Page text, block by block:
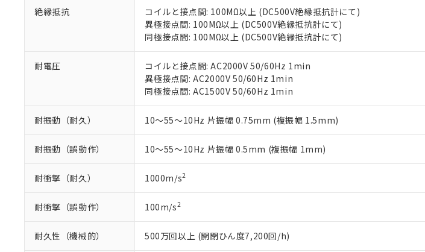
絶縁抵抗
コイルと接点間: 100MΩ以上 (DC500V絶縁抵抗計にて)
異極接点間: 100MΩ以上 (DC500V絶縁抵抗計にて)
同極接点間: 100MΩ以上 (DC500V絶縁抵抗計にて)
耐電圧
コイルと接点間: AC2000V 50/60Hz 1min
異極接点間: AC2000V 50/60Hz 1min
同極接点間: AC1500V 50/60Hz 1min
耐振動（耐久） 10～55～10Hz 片振幅 0.75mm (複振幅 1.5mm)
耐振動（誤動作） 10～55～10Hz 片振幅 0.5mm (複振幅 1mm)
耐衝撃（耐久） 1000m/s2
耐衝撃（誤動作） 100m/s2
耐久性（機械的） 500万回以上 (開閉ひん度7,200回/h)
さい。
※当社の共同利用者とは、"個人情報の共同利用に関
いる法人を指します。
下記の非含有証明書をダウンロードすることができます。
EU RoHS指令（10物質）の非含有証明書
51物質の非含有証明書（当社基準）
また、RoHS指令のフタル酸エステル類４物質の対応で
混在することから備考欄に対応日を記載しておりました。
既に当社にて対応品への在庫切替を完了していることか
り割愛しております。